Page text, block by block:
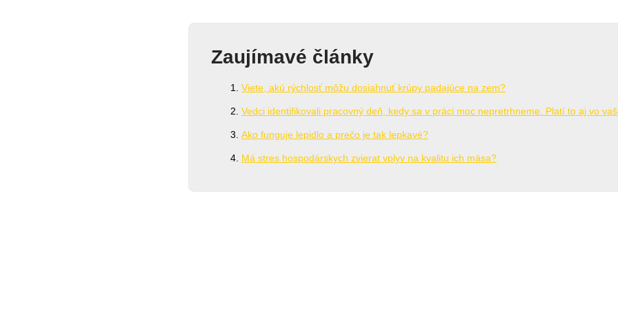
Zaujímavé články
Viete, akú rýchlosť môžu dosiahnuť krúpy padajúce na zem?
Vedci identifikovali pracovný deň, kedy sa v práci moc nepretrhneme. Platí to aj vo
Ako funguje lepidlo a prečo je tak lepkavé?
Má stres hospodárskych zvierat vplyv na kvalitu ich mäsa?